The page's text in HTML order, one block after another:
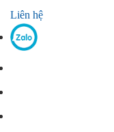
Liên hệ